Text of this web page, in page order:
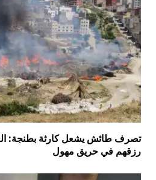
تصرف طائش يشعل كارثة بطنجة:
رزقهم في حريق مهول